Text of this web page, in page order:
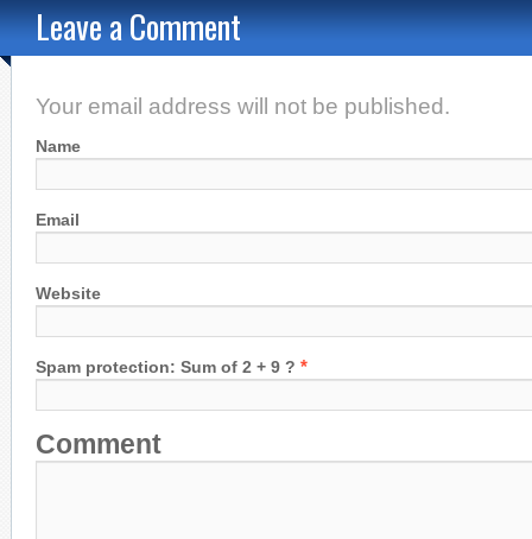
Leave a Comment
Your email address will not be published.
Name
Email
Website
Spam protection: Sum of 2 + 9 ? *
Comment